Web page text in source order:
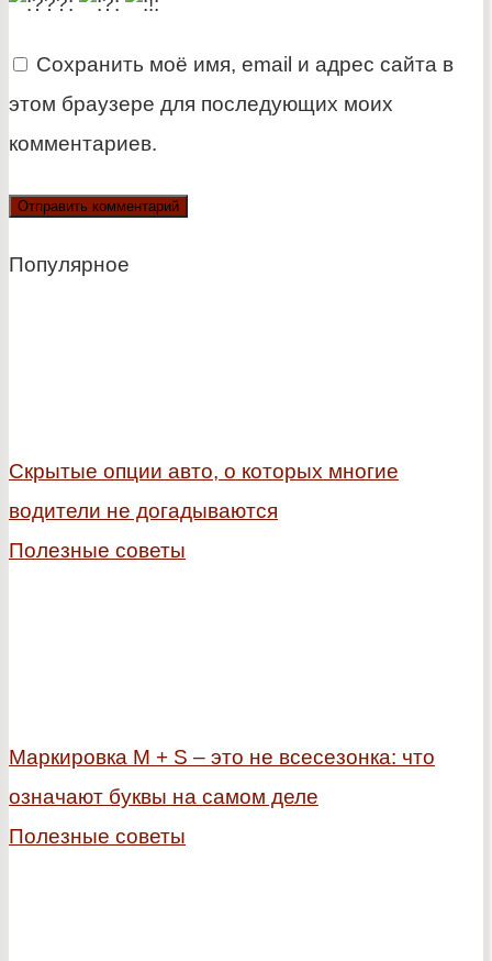
Сохранить моё имя, email и адрес сайта в
этом браузере для последующих моих
комментариев.
Популярное
Скрытые опции авто, о которых многие
водители не догадываются
Полезные советы
Маркировка M + S – это не всесезонка: что
означают буквы на самом деле
Полезные советы